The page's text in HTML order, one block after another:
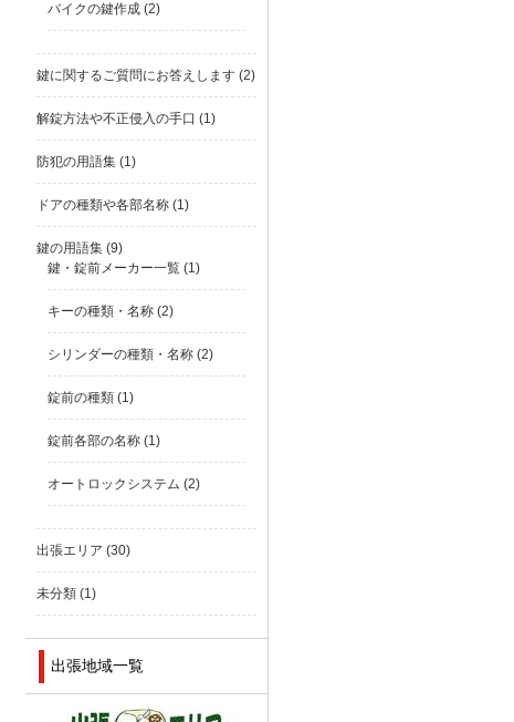
バイクの鍵作成 (2)
鍵に関するご質問にお答えします (2)
解錠方法や不正侵入の手口 (1)
防犯の用語集 (1)
ドアの種類や各部名称 (1)
鍵の用語集 (9)
鍵・錠前メーカー一覧 (1)
キーの種類・名称 (2)
シリンダーの種類・名称 (2)
錠前の種類 (1)
錠前各部の名称 (1)
オートロックシステム (2)
出張エリア (30)
未分類 (1)
出張地域一覧